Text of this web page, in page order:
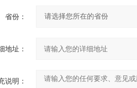
省份：
地址：
说明：